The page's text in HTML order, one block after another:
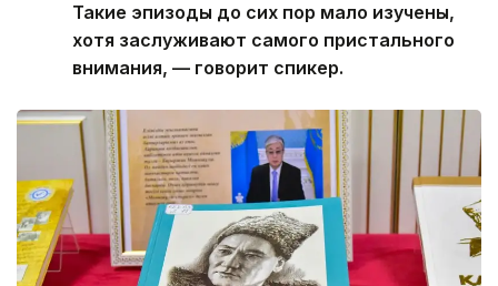
Такие эпизоды до сих пор мало изучены,
хотя заслуживают самого пристального
внимания, — говорит спикер.